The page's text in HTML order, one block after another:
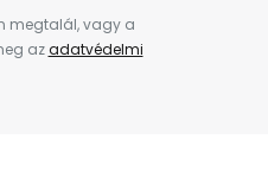
megtalál, vagy a
azadatvédelmi